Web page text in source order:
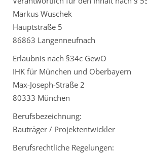
Markus Wuschek
Hauptstraße 5
86863 Langenneufnach
Erlaubnis nach §34c GewO
IHK für München und Oberbayern
Max-Joseph-Straße 2
80333 München
Berufsbezeichnung:
Bauträger / Projektentwickler
Berufsrechtliche Regelungen: